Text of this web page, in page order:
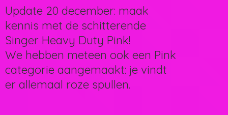
Update 20 december: maak
kennis met de schitterende
Singer Heavy Duty Pink!
We hebben meteen ook een Pink
categorie aangemaakt: je vindt
er allemaal roze spullen.